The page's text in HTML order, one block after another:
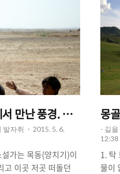
는, '기대하지 않았던
다. '
있
것들
산'
만난 풍경. 사람들.
발자취
2015. 5. 6.
가는 목동(양치기)이
고 이곳 저곳 떠돌던
몽
- 길
12:38
1. 탁
물이